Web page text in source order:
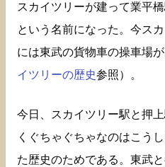
スカイツリーが建って業平
という名前になった。今ス
には東武の貨物車の操車場
イツリーの歴史参照）。
今日、スカイツリー駅と押
くぐちゃぐちゃなのはこう
た歴史のためである。東武